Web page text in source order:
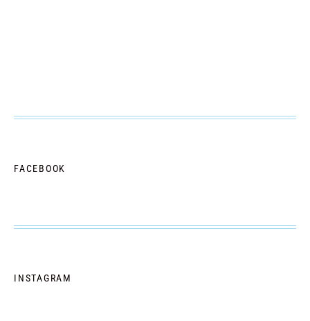
FACEBOOK
INSTAGRAM